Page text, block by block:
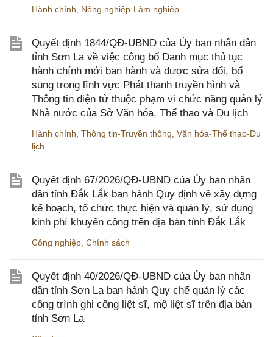
Hành chính, Nông nghiệp-Lâm nghiệp
Quyết định 1844/QĐ-UBND của Ủy ban nhân dân
tỉnh Sơn La về việc công bố Danh mục thủ tục
hành chính mới ban hành và được sửa đổi, bổ
sung trong lĩnh vực Phát thanh truyền hình và
Thông tin điện tử thuộc phạm vi chức năng quản lý
Nhà nước của Sở Văn hóa, Thể thao và Du lịch
Hành chính, Thông tin-Truyền thông, Văn hóa-Thể thao-Du
lịch
Quyết định 67/2026/QĐ-UBND của Ủy ban nhân
dân tỉnh Đắk Lắk ban hành Quy định về xây dựng
kế hoạch, tổ chức thực hiện và quản lý, sử dụng
kinh phí khuyến công trên địa bàn tỉnh Đắk Lắk
Công nghiệp, Chính sách
Quyết định 40/2026/QĐ-UBND của Ủy ban nhân
dân tỉnh Sơn La ban hành Quy chế quản lý các
công trình ghi công liệt sĩ, mộ liệt sĩ trên địa bàn
tỉnh Sơn La